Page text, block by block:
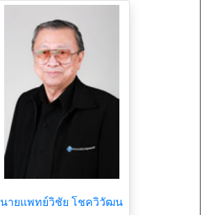
นายแพทย์วิชัย โชควิวัฒน